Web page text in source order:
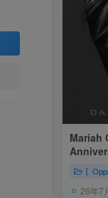
Mariah
〖
26年7